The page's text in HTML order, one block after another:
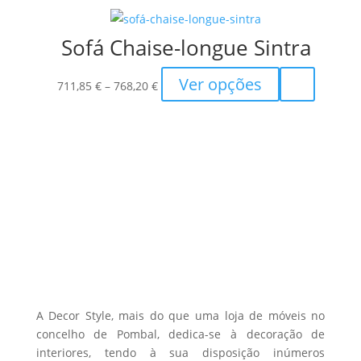
page
749,80 €
options
be
Sofá Chaise-longue Sintra
711,85 € – 768,20 €Price
range:
Ver opções
product
the
product
page
A Decor Style, mais do que uma loja de móveis no
concelho de Pombal, dedica-se à decoração de
interiores, tendo à sua disposição inúmeros